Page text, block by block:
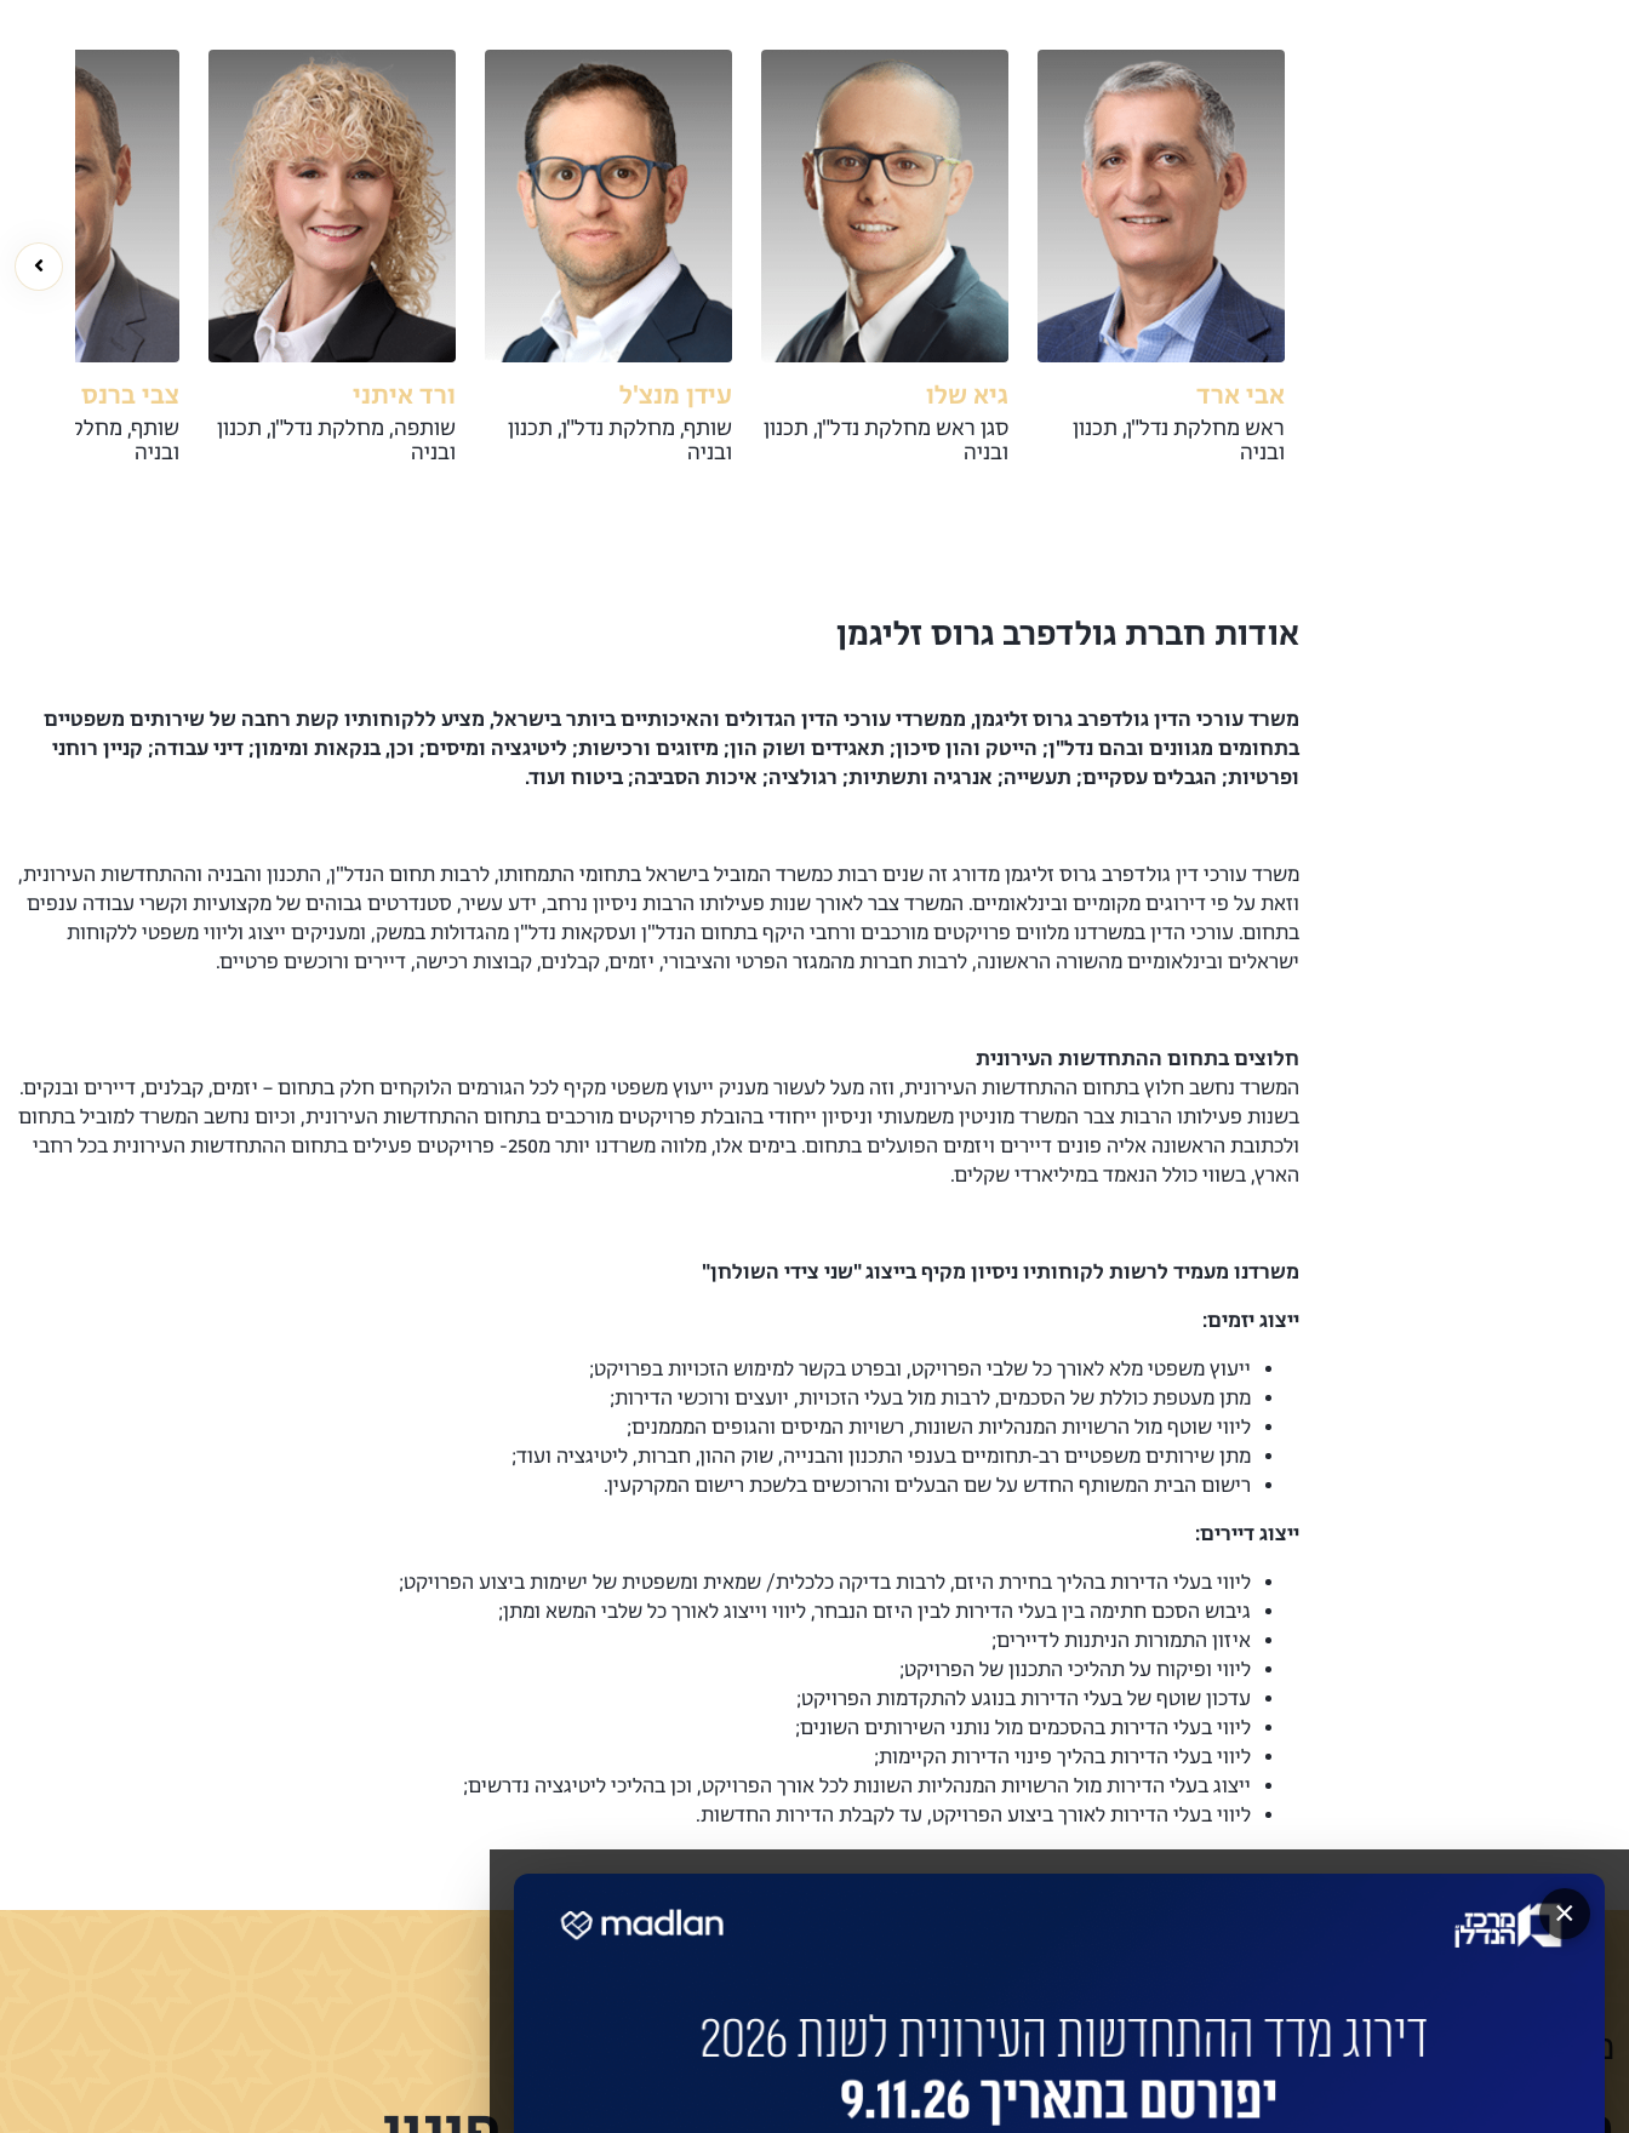
אבי ארד
ראש מחלקת נדל"ן, תכנון
ובניה
גיא שלו
סגן ראש מחלקת נדל"ן, תכנון
ובניה
עידן מנצ'ל
שותף, מחלקת נדל"ן, תכנון
ובניה
ורד איתני
שותפה, מחלקת נדל"ן, תכנון
ובניה
צבי ברנס
שותף, מחלקת נדל"ן,
ובניה
אודות חברת גולדפרב גרוס זליגמן
משרד עורכי הדין גולדפרב גרוס זליגמן, ממשרדי עורכי הדין הגדולים והאיכותיים ביותר בישראל, מציע ללקוחותיו קשת רחבה של שירותים משפטיים
בתחומים מגוונים ובהם נדל"ן; הייטק והון סיכון; תאגידים ושוק הון; מיזוגים ורכישות; ליטיגציה ומיסים; וכן, בנקאות ומימון; דיני עבודה; קניין רוחני
ופרטיות; הגבלים עסקיים; תעשייה; אנרגיה ותשתיות; רגולציה; איכות הסביבה; ביטוח ועוד.
משרד עורכי דין גולדפרב גרוס זליגמן מדורג זה שנים רבות כמשרד המוביל בישראל בתחומי התמחותו, לרבות תחום הנדל"ן, התכנון והבניה וההתחדשות העירונית,
וזאת על פי דירוגים מקומיים ובינלאומיים. המשרד צבר לאורך שנות פעילותו הרבות ניסיון נרחב, ידע עשיר, סטנדרטים גבוהים של מקצועיות וקשרי עבודה ענפים
בתחום. עורכי הדין במשרדנו מלווים פרויקטים מורכבים ורחבי היקף בתחום הנדל"ן ועסקאות נדל"ן מהגדולות במשק, ומעניקים ייצוג וליווי משפטי ללקוחות
ישראלים ובינלאומיים מהשורה הראשונה, לרבות חברות מהמגזר הפרטי והציבורי, יזמים, קבלנים, קבוצות רכישה, דיירים ורוכשים פרטיים.
חלוצים בתחום ההתחדשות העירונית
המשרד נחשב חלוץ בתחום ההתחדשות העירונית, וזה מעל לעשור מעניק ייעוץ משפטי מקיף לכל הגורמים הלוקחים חלק בתחום – יזמים, קבלנים, דיירים ובנקים.
בשנות פעילותו הרבות צבר המשרד מוניטין משמעותי וניסיון ייחודי בהובלת פרויקטים מורכבים בתחום ההתחדשות העירונית, וכיום נחשב המשרד למוביל בתחום
ולכתובת הראשונה אליה פונים דיירים ויזמים הפועלים בתחום. בימים אלו, מלווה משרדנו יותר מ250- פרויקטים פעילים בתחום ההתחדשות העירונית בכל רחבי
הארץ, בשווי כולל הנאמד במיליארדי שקלים.
משרדנו מעמיד לרשות לקוחותיו ניסיון מקיף בייצוג "שני צידי השולחן"
ייצוג יזמים:
ייעוץ משפטי מלא לאורך כל שלבי הפרויקט, ובפרט בקשר למימוש הזכויות בפרויקט;
מתן מעטפת כוללת של הסכמים, לרבות מול בעלי הזכויות, יועצים ורוכשי הדירות;
ליווי שוטף מול הרשויות המנהליות השונות, רשויות המיסים והגופים המממנים;
מתן שירותים משפטיים רב-תחומיים בענפי התכנון והבנייה, שוק ההון, חברות, ליטיגציה ועוד;
רישום הבית המשותף החדש על שם הבעלים והרוכשים בלשכת רישום המקרקעין.
ייצוג דיירים:
ליווי בעלי הדירות בהליך בחירת היזם, לרבות בדיקה כלכלית/ שמאית ומשפטית של ישימות ביצוע הפרויקט;
גיבוש הסכם חתימה בין בעלי הדירות לבין היזם הנבחר, ליווי וייצוג לאורך כל שלבי המשא ומתן;
איזון התמורות הניתנות לדיירים;
ליווי ופיקוח על תהליכי התכנון של הפרויקט;
עדכון שוטף של בעלי הדירות בנוגע להתקדמות הפרויקט;
ליווי בעלי הדירות בהסכמים מול נותני השירותים השונים;
ליווי בעלי הדירות בהליך פינוי הדירות הקיימות;
ייצוג בעלי הדירות מול הרשויות המנהליות השונות לכל אורך הפרויקט, וכן בהליכי ליטיגציה נדרשים;
ליווי בעלי הדירות לאורך ביצוע הפרויקט, עד לקבלת הדירות החדשות.
מעוניינים שהחברות המובילות ישדרגו את הבניין שלכם?
×